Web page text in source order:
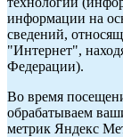
информации на
сведений,
"Интернет",
Федерации).
Во время
обрабатываем
метрик Яндекс